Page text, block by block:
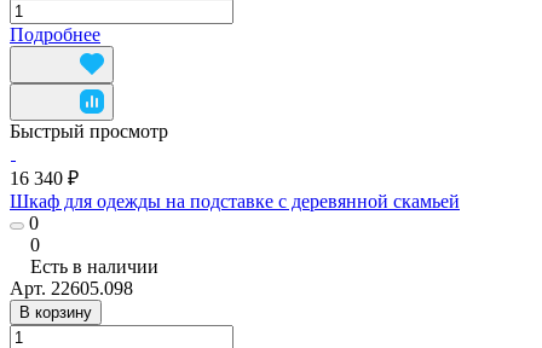
Подробнее
Быстрый просмотр
16 340 ₽
Шкаф для одежды на подставке с деревянной скамьей
0
0
Есть в наличии
Арт. 22605.098
В корзину